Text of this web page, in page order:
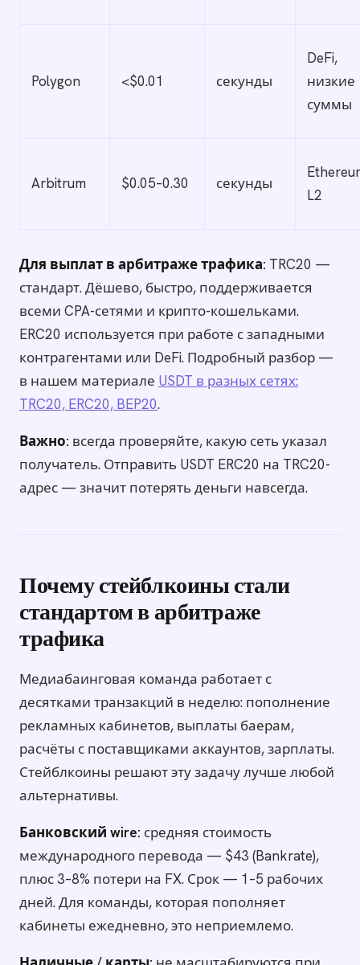
Polygon <$0.01 секунды
DeFi,
низкие
суммы
Arbitrum $0.05–0.30 секунды
L2
Для выплат в арбитраже трафика: TRC20 —
стандарт. Дёшево, быстро, поддерживается
всеми CPA-сетями и крипто-кошельками.
ERC20 используется при работе с западными
контрагентами или DeFi. Подробный разбор —
в нашем материале USDT в разных сетях:
TRC20, ERC20, BEP20.
Важно: всегда проверяйте, какую сеть указал
получатель. Отправить USDT ERC20 на TRC20-
адрес — значит потерять деньги навсегда.
Почему стейблкоины стали
стандартом в арбитраже
трафика
Медиабаинговая команда работает с
десятками транзакций в неделю: пополнение
рекламных кабинетов, выплаты баерам,
расчёты с поставщиками аккаунтов, зарплаты.
Стейблкоины решают эту задачу лучше любой
альтернативы.
Банковский wire: средняя стоимость
международного перевода — $43 (Bankrate),
плюс 3–8% потери на FX. Срок — 1–5 рабочих
дней. Для команды, которая пополняет
кабинеты ежедневно, это неприемлемо.